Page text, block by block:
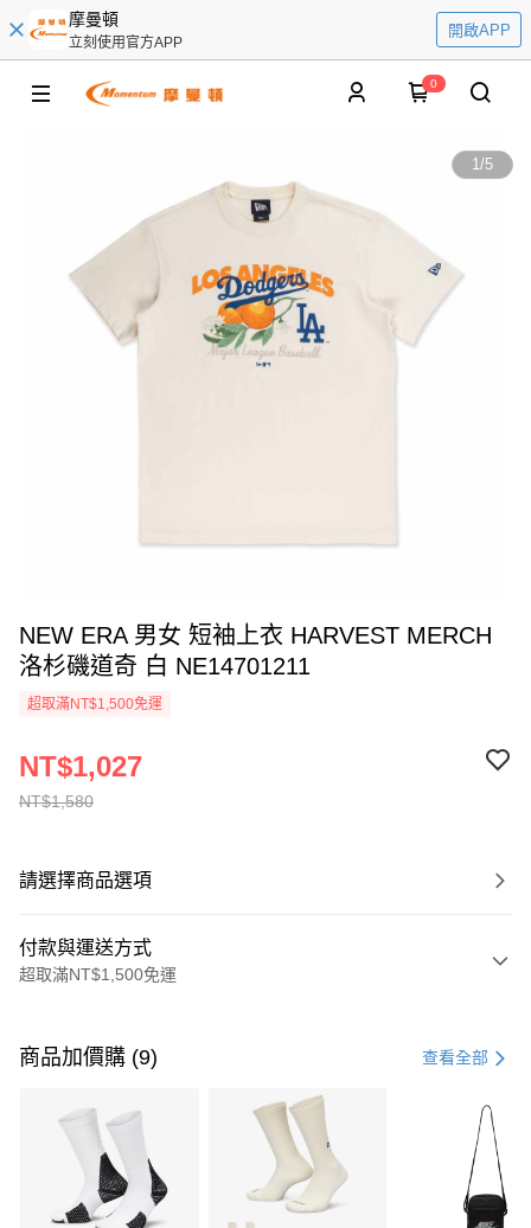
摩曼頓
立刻使用官方APP
開啟APP
0
1/5
NEW ERA 男女 短袖上衣 HARVEST MERCH
洛杉磯道奇 白 NE14701211
超取滿NT$1,500免運
NT$1,580
NT$1,027
請選擇商品選項
付款與運送方式
超取滿NT$1,500免運
信用卡一次付款
3 期 0 利率 每期 21家銀行
合作金庫商業銀行
第一商業銀行
華南商業銀行
彰化商業銀行
上海商業儲蓄銀行
商品加價購 (9) 查看全部